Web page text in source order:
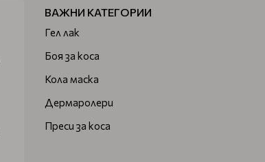
ВАЖНИ КАТЕГОРИИ
Гел лак
Боя за коса
Кола маска
Дермаролери
Преси за коса